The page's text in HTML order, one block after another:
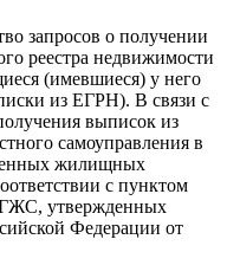
запросов о получении
реестра недвижимости
(имевшиеся) у него
из ЕГРН). В связи с
выписок из
самоуправления в
жилищных
с пунктом
утвержденных
Федерации от